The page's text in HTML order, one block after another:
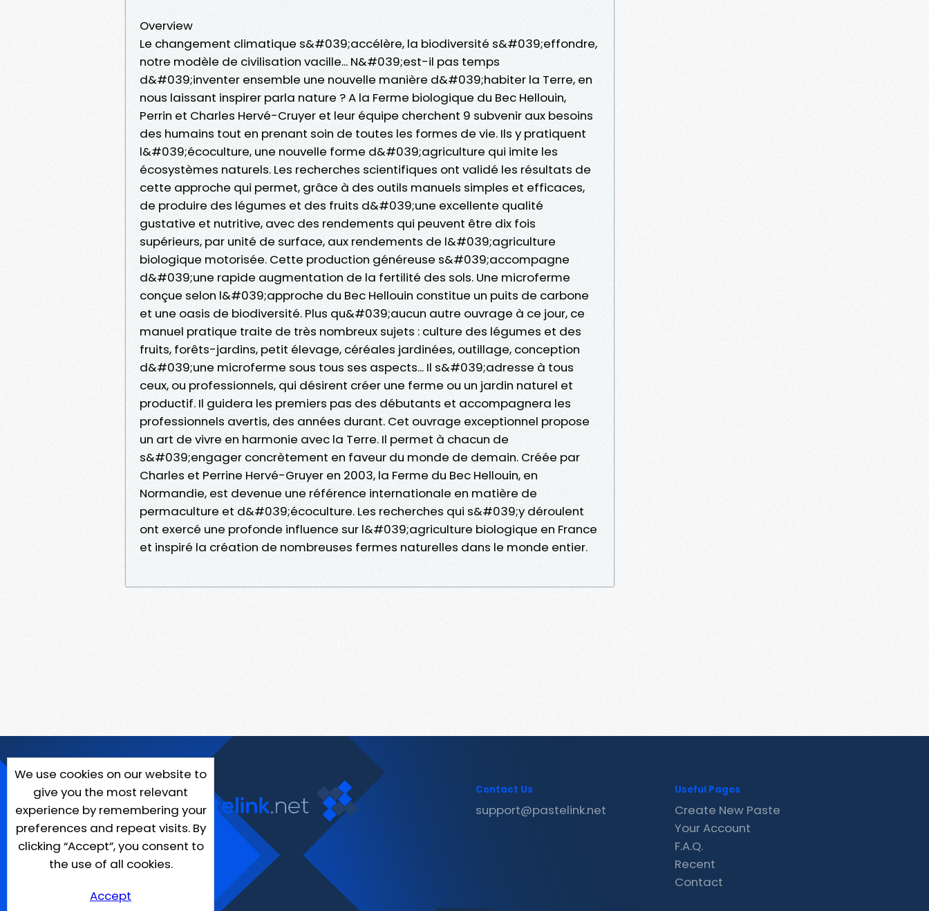
Overview
Le changement climatique s&#039;accélère, la biodiversité s&#039;effondre,
notre modèle de civilisation vacille... N&#039;est-il pas temps
d&#039;inventer ensemble une nouvelle manière d&#039;habiter la Terre, en
nous laissant inspirer parla nature ? A la Ferme biologique du Bec Hellouin,
Perrin et Charles Hervé-Cruyer et leur équipe cherchent 9 subvenir aux besoins
des humains tout en prenant soin de toutes les formes de vie. Ils y pratiquent
l&#039;écoculture, une nouvelle forme d&#039;agriculture qui imite les
écosystèmes naturels. Les recherches scientifiques ont validé les résultats de
cette approche qui permet, grâce à des outils manuels simples et efficaces,
de produire des légumes et des fruits d&#039;une excellente qualité
gustative et nutritive, avec des rendements qui peuvent être dix fois
supérieurs, par unité de surface, aux rendements de l&#039;agriculture
biologique motorisée. Cette production généreuse s&#039;accompagne
d&#039;une rapide augmentation de la fertilité des sols. Une microferme
conçue selon l&#039;approche du Bec Hellouin constitue un puits de carbone
et une oasis de biodiversité. Plus qu&#039;aucun autre ouvrage à ce jour, ce
manuel pratique traite de très nombreux sujets : culture des légumes et des
fruits, forêts-jardins, petit élevage, céréales jardinées, outillage, conception
d&#039;une microferme sous tous ses aspects... Il s&#039;adresse à tous
ceux, ou professionnels, qui désirent créer une ferme ou un jardin naturel et
productif. Il guidera les premiers pas des débutants et accompagnera les
professionnels avertis, des années durant. Cet ouvrage exceptionnel propose
un art de vivre en harmonie avec la Terre. Il permet à chacun de
s&#039;engager concrètement en faveur du monde de demain. Créée par
Charles et Perrine Hervé-Gruyer en 2003, la Ferme du Bec Hellouin, en
Normandie, est devenue une référence internationale en matière de
permaculture et d&#039;écoculture. Les recherches qui s&#039;y déroulent
ont exercé une profonde influence sur l&#039;agriculture biologique en France
et inspiré la création de nombreuses fermes naturelles dans le monde entier.
We use cookies on our website to
give you the most relevant
experience by remembering your
preferences and repeat visits. By
clicking “Accept”, you consent to
the use of all cookies.
Accept
Contact Us
support@pastelink.net
Useful Pages
Create New Paste
Your Account
F.A.Q.
Recent
Contact